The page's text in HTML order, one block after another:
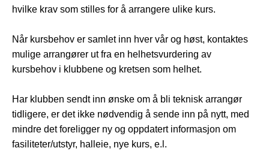
hvilke krav som stilles for å arrangere ulike kurs.
Når kursbehov er samlet inn hver vår og høst, kontaktes
mulige arrangører ut fra en helhetsvurdering av
kursbehov i klubbene og kretsen som helhet.
Har klubben sendt inn ønske om å bli teknisk arrangør
tidligere, er det ikke nødvendig å sende inn på nytt, med
mindre det foreligger ny og oppdatert informasjon om
fasiliteter/utstyr, halleie, nye kurs, e.l.